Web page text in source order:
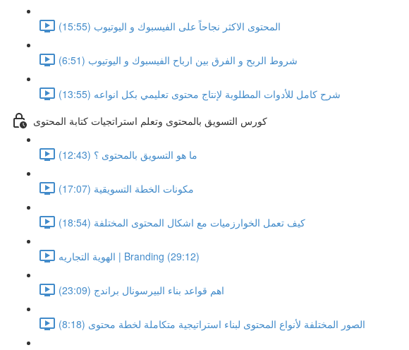
المحتوى الاكثر نجاحاً على الفيسبوك و اليوتيوب (15:55)
شروط الربح و الفرق بين ارباح الفيسبوك و اليوتيوب (6:51)
شرح كامل للأدوات المطلوبة لإنتاج محتوى تعليمي بكل انواعه (13:55)
كورس التسويق بالمحتوى وتعلم استراتجيات كتابة المحتوى
ما هو التسويق بالمحتوى ؟ (12:43)
مكونات الخطة التسويقية (17:07)
كيف تعمل الخوارزميات مع اشكال المحتوى المختلفة (18:54)
الهوية التجاريه | Branding (29:12)
اهم قواعد بناء البيرسونال براندج (23:09)
الصور المختلفة لأنواع المحتوى لبناء استراتيجية متكاملة لخطة محتوى (8:18)